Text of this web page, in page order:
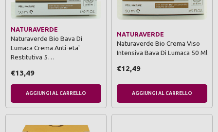
NATURAVERDE
Naturaverde Bio Bava Di
Lumaca Crema Anti-eta'
Restitutiva 5…
€13,49
AGGIUNGI AL CARRELLO
NATURAVERDE
Naturaverde Bio Crema Viso
Intensiva Bava Di Lumaca 50 Ml
€12,49
AGGIUNGI AL CARRELLO